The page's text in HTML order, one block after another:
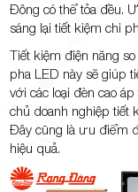
Đông có thể tỏa đều.
sáng lại tiết kiệm chi
Tiết kiệm điện năng
pha LED này sẽ giúp
với các loại đèn cao
chủ doanh nghiệp tiết
Đây cũng là ưu điểm
hiệu quả.